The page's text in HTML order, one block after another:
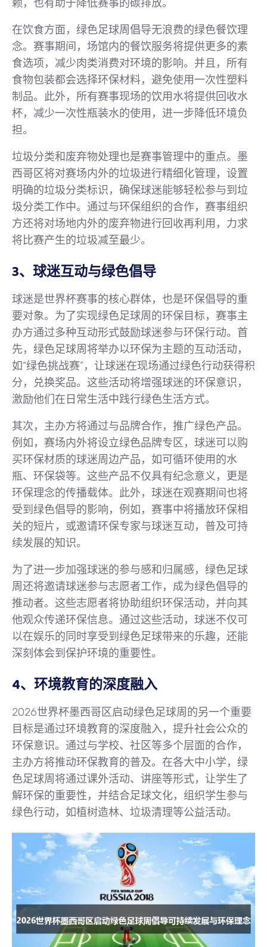
赖，也有助于降低赛事的碳排放。
在饮食方面，绿色足球周倡导无浪费的绿色餐饮理
念。赛事期间，场馆内的餐饮服务将提供更多的素
食选项，减少肉类消费对环境的影响。并且，所有
食物包装都会选择环保材料，避免使用一次性塑料
制品。此外，所有赛事现场的饮用水将提供回收水
杯，减少一次性瓶装水的使用，进一步降低环境负
担。
垃圾分类和废弃物处理也是赛事管理中的重点。墨
西哥区将对赛场内外的垃圾进行精细化管理，设置
明确的垃圾分类标识，确保球迷能够轻松参与到垃
圾分类工作中。通过与环保组织的合作，赛事组织
方还将对场地内外的废弃物进行回收再利用，力求
将比赛产生的垃圾减至最少。
3、球迷互动与绿色倡导
球迷是世界杯赛事的核心群体，也是环保倡导的重
要对象。为了实现绿色足球周的环保目标，赛事主
办方通过多种互动形式鼓励球迷参与环保行动。首
先，绿色足球周将举办以环保为主题的互动活动，
如“绿色挑战赛”，让球迷在现场通过绿色行动获得积
分，兑换奖品。这些活动将增强球迷的环保意识，
激励他们在日常生活中践行绿色生活方式。
其次，主办方将通过与品牌合作，推广绿色产品。
例如，赛场内外将设立绿色品牌专区，球迷可以购
买环保材质的球迷周边产品，如可循环使用的水
瓶、环保袋等。这些产品不仅具有纪念意义，更是
环保理念的传播载体。此外，球迷在观赛期间也将
受到绿色倡导的影响，例如，赛事中将播放环保相
关的短片，或邀请环保专家与球迷互动，普及可持
续发展的知识。
为了进一步加强球迷的参与感和归属感，绿色足球
周还将邀请球迷参与志愿者工作，成为绿色倡导的
推动者。这些志愿者将协助组织环保活动，并向其
他观众传递环保信息。通过这些活动，球迷不仅可
以在娱乐的同时享受到绿色足球带来的乐趣，还能
深刻体会到保护环境的重要性。
4、环境教育的深度融入
2026世界杯墨西哥区启动绿色足球周的另一个重要
目标是通过环境教育的深度融入，提升社会公众的
环保意识。通过与学校、社区等多个层面的合作，
主办方将推动环保教育的普及。在各大中小学，绿
色足球周将通过课外活动、讲座等形式，让学生了
解环保的重要性，并结合足球文化，组织学生参与
绿色行动，如植树造林、垃圾清理等公益活动。